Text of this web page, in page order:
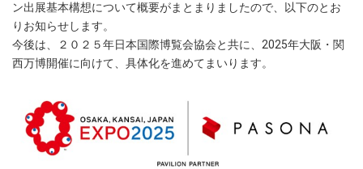
ン出展基本構想について概要がまとまりましたので、以下のとお
りお知らせします。
今後は、２０２５年日本国際博覧会協会と共に、2025年大阪・関
西万博開催に向けて、具体化を進めてまいります。